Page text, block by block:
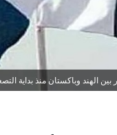
الهند وباكستان منذ بداية